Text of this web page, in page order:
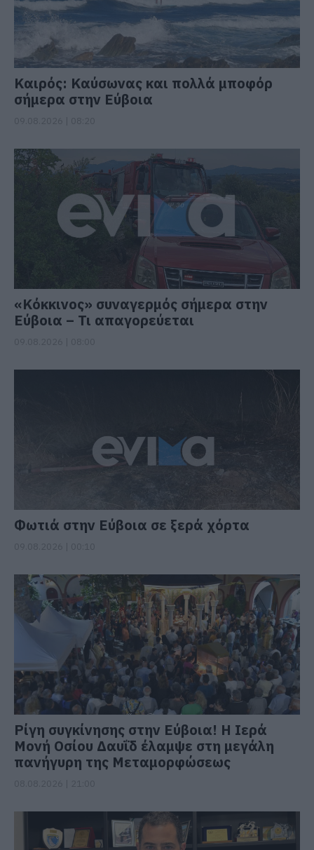
Καιρός: Καύσωνας και πολλά μποφόρ
σήμερα στην Εύβοια
«Κόκκινος» συναγερμός σήμερα στην
Εύβοια – Τι απαγορεύεται
Φωτιά στην Εύβοια σε ξερά χόρτα
Ρίγη συγκίνησης στην Εύβοια! Η Ιερά
Μονή Οσίου Δαυΐδ έλαμψε στη μεγάλη
πανήγυρη της Μεταμορφώσεως